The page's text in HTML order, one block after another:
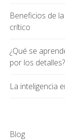
Beneficios de
crítico
¿Qué se
por los detalles?
La inteligencia
Blog